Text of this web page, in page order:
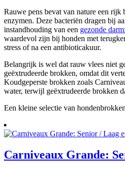
Rauwe pens bevat van nature een rijk
enzymen. Deze bacteriën dragen bij
instandhouding van een gezonde
waardevol zijn bij honden met
stress of na een antibioticakuur.
Belangrijk is wel dat rauw vlees niet
geëxtrudeerde brokken, omdat dit
Koudgeperste brokken zoals
water, terwijl geëxtrudeerde brokken
Een kleine selectie van
Carniveaux Grande: